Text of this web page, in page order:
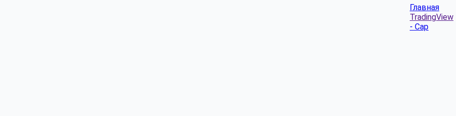
Главная
TradingView
- Cap